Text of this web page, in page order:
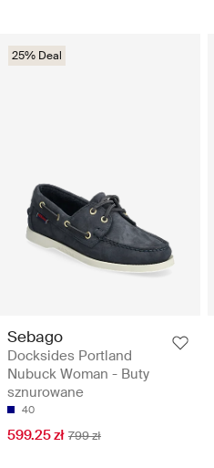
25% Deal
Sebago
Docksides Portland
Nubuck Woman - Buty
sznurowane
40
599.25 zł 799 zł